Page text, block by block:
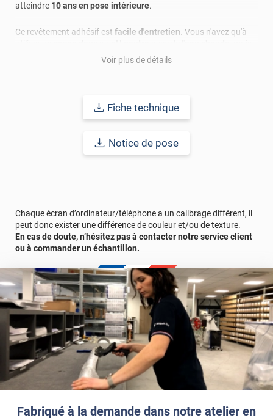
Fabriqué à la demande dans notre atelier en
atteindre 10 ans en pose intérieure.
Ce revêtement adhésif est facile d'entretien. Vous n'avez qu'à
non-bouillante et un chiffon doux. Les solutions abrasives, telles
que l'ammoniac ou l'acétone, ne doivent pas être utilisées.
revêtement adhésif dans votre intérieur, n'hésitez pas à
BOIS12251.
Voir plus de détails
Fiche technique
Notice de pose
Chaque écran d’ordinateur/téléphone a un calibrage différent, il
peut donc exister une différence de couleur et/ou de texture.
En cas de doute, n’hésitez pas à contacter notre service client
ou à commander un échantillon.